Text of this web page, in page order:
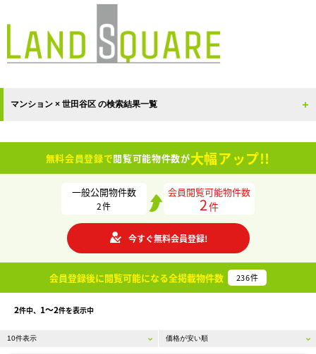
マンション × 世田谷区 の検索結果一覧
無料会員登録で閲覧可能物件数が大幅アップ!!
一般公開物件数
2件
会員閲覧可能物件数
2件
今すぐ無料会員登録!
会員登録後に閲覧可能になる全掲載物件数 236件
2件中、 1〜2件を表示中